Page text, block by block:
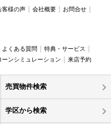
客様の声 会社概要
お問合せ
よくある質問
特典・サービス
ーンシミュレーション 来店予約
売買物件検索
学区から検索